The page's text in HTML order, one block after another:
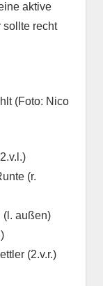
aktive
sollte recht
(Foto: Nico
(r.
(l. außen)
(2.v.r.)